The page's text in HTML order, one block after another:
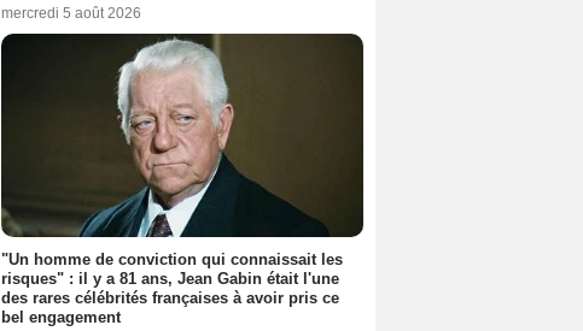
mercredi 5 août 2026
"Un homme de conviction qui connaissait les
risques" : il y a 81 ans, Jean Gabin était l'une
des rares célébrités françaises à avoir pris ce
bel engagement